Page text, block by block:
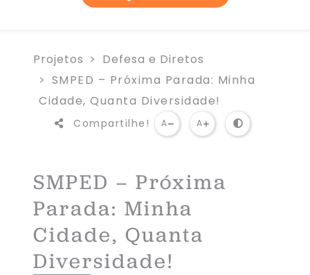
Projetos
Defesa e Diretos
SMPED – Próxima Parada: Minha
Cidade, Quanta Diversidade!​
Compartilhe! A A
SMPED – Próxima
Parada: Minha
Cidade, Quanta
Diversidade!​